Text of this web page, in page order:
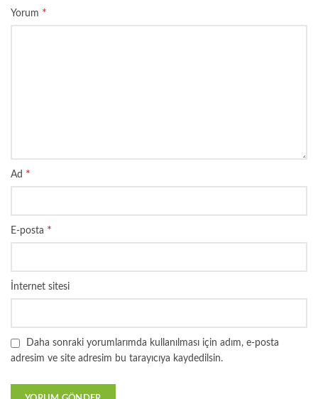
Yorum *
Ad *
E-posta *
İnternet sitesi
Daha sonraki yorumlarımda kullanılması için adım, e-posta
adresim ve site adresim bu tarayıcıya kaydedilsin.